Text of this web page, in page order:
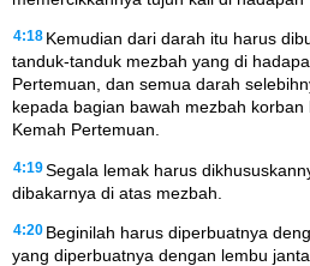
4:18 Kemudian dari darah itu harus
tanduk-tanduk mezbah yang di
Pertemuan, dan semua darah
kepada bagian bawah mezbah
Kemah Pertemuan.
4:19Segala lemak harus
dibakarnya di atas mezbah.
4:20 Beginilah harus diperbuatnya
yang diperbuatnya dengan lembu